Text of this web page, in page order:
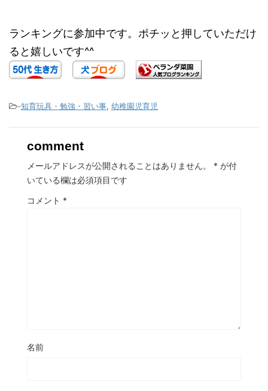
ランキングに参加中です。ポチッと押していただけ
ると嬉しいです^^
-知育玩具・勉強・習い事, 幼稚園児育児
comment
メールアドレスが公開されることはありません。 * が付
いている欄は必須項目です
コメント *
名前